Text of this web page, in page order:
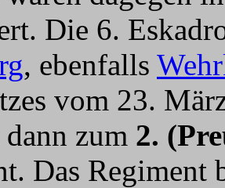
Die 6.
, ebenfalls
vom 23.
zum 2.
Das